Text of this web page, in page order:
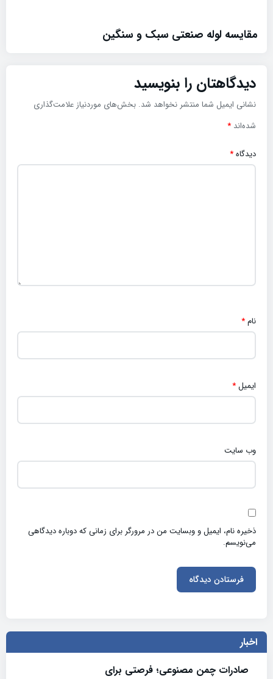
مقایسه لوله صنعتی سبک و سنگین
دیدگاهتان را بنویسید
نشانی ایمیل شما منتشر نخواهد شد. بخش‌های موردنیاز علامت‌گذاری
شده‌اند *
دیدگاه*
نام*
ایمیل*
وب‌ سایت
ذخیره نام، ایمیل و وبسایت من در مرورگر برای زمانی که دوباره دیدگاهی
می‌نویسم.
اخبار
صادرات چمن مصنوعی؛ فرصتی برای